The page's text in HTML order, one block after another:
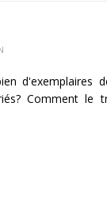
d'exemplaires
Comment le